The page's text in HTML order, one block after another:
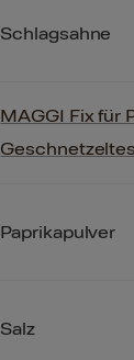
Schlagsahne
MAGGI Fix für
Geschnetzeltes
Paprikapulver
Salz